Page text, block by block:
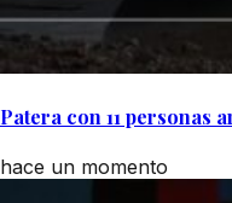
Patera con 11 personas
hace un momento